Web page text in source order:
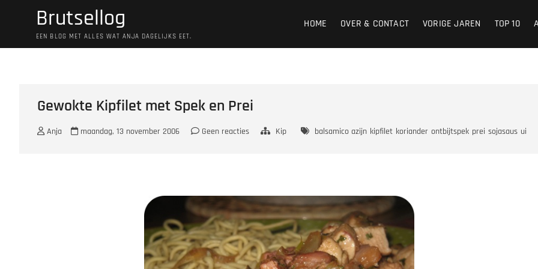
Brutsellog
EEN BLOG MET ALLES WAT ANJA DAGELIJKS EET.
HOME OVER & CONTACT VORIGE JAREN TOP 10
Gewokte Kipfilet met Spek en Prei
Anja maandag, 13 november 2006 Geen reacties Kip balsamico azijn kipfilet koriander ontbijtspek prei sojasaus ui